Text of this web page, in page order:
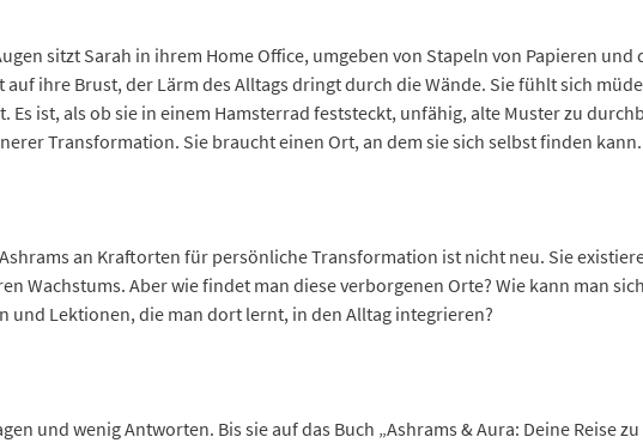
sitzt Sarah in ihrem Home Office, umgeben von Stapeln von Papieren
auf ihre Brust, der Lärm des Alltags dringt durch die Wände. Sie fühlt sich
Es ist, als ob sie in einem Hamsterrad feststeckt, unfähig, alte Muster zu
Transformation. Sie braucht einen Ort, an dem sie sich selbst finden
an Kraftorten für persönliche Transformation ist nicht neu. Sie
Wachstums. Aber wie findet man diese verborgenen Orte? Wie kann man
und Lektionen, die man dort lernt, in den Alltag integrieren?
und wenig Antworten. Bis sie auf das Buch „Ashrams & Aura: Deine Reise